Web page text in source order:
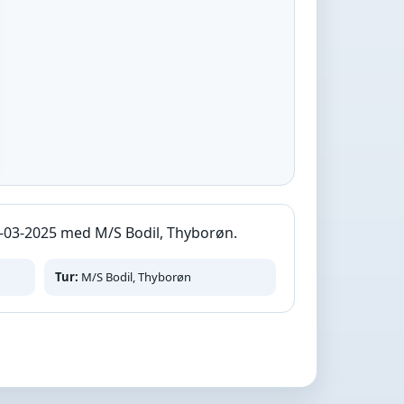
2025 med M/S Bodil, Thyborøn.
Tur: M/S Bodil, Thyborøn